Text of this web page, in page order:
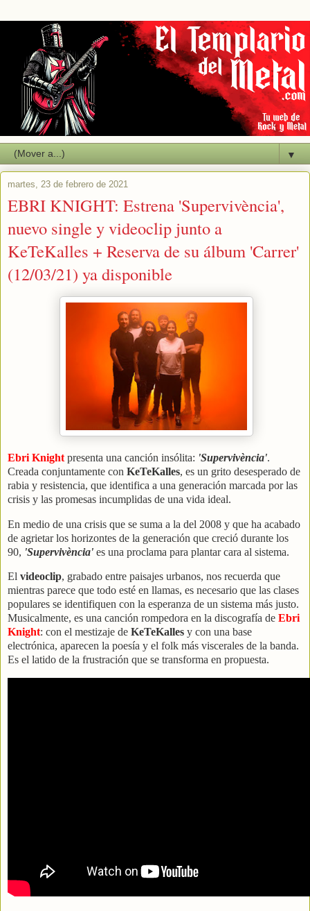
▼
martes, 23 de febrero de 2021
EBRI KNIGHT: Estrena 'Supervivència',
nuevo single y videoclip junto a
KeTeKalles + Reserva de su álbum 'Carrer'
(12/03/21) ya disponible
Ebri Knight presenta una canción insólita: 'Supervivència'.
Creada conjuntamente con KeTeKalles, es un grito desesperado de
rabia y resistencia, que identifica a una generación marcada por las
crisis y las promesas incumplidas de una vida ideal.
En medio de una crisis que se suma a la del 2008 y que ha acabado
de agrietar los horizontes de la generación que creció durante los
90, 'Supervivència' es una proclama para plantar cara al sistema.
El videoclip, grabado entre paisajes urbanos, nos recuerda que
mientras parece que todo esté en llamas, es necesario que las clases
populares se identifiquen con la esperanza de un sistema más justo.
Musicalmente, es una canción rompedora en la discografía de Ebri
Knight: con el mestizaje de KeTeKalles y con una base
electrónica, aparecen la poesía y el folk más viscerales de la banda.
Es el latido de la frustración que se transforma en propuesta.